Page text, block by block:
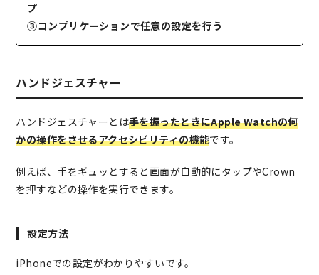
プ
③コンプリケーションで任意の設定を行う
ハンドジェスチャー
ハンドジェスチャーとは手を握ったときにApple Watchの何
かの操作をさせるアクセシビリティの機能です。
例えば、手をギュッとすると画面が自動的にタップやCrown
を押すなどの操作を実行できます。
設定方法
iPhoneでの設定がわかりやすいです。